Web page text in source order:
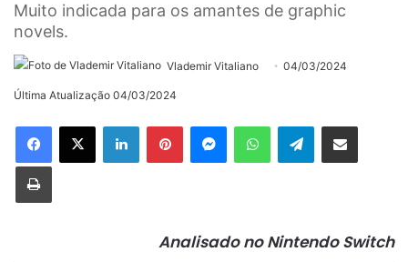
Muito indicada para os amantes de graphic
novels.
Vlademir Vitaliano 04/03/2024
Última Atualização 04/03/2024
LinkedinPinterestMessengerWhatsAppTelegramCompartilhar via e-mail
Imprimir
Analisado no Nintendo Switch